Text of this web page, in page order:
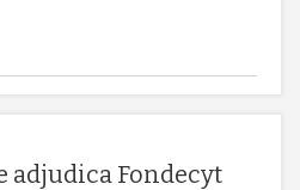
adjudica Fondecyt